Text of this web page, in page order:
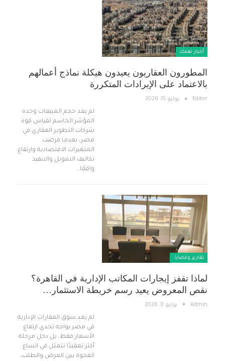
أخبار تهمك
المطورون العقاريون يعيدون هيكلة نماذج أعمالهم
بالاعتماد على الإيرادات المتكررة
Editor يوليو 15, 2026
لم يعد حجم المبيعات وحده
المؤشر الحاسم لقياس قوة
شركات التطوير العقاري في
مصر، بعدما فرضت
المتغيرات الاقتصادية وارتفاع
تكاليف التمويل والتنفيذ
واقعًا…
تقارير وقضايا ​
لماذا تقفز إيجارات المكاتب الإدارية في القاهرة؟
نقص المعروض يعيد رسم خريطة الاستثمار…
Admin يوليو 8, 2026
لم يعد سوق العقارات الإدارية
في مصر يواجه تحدي ارتفاع
الأسعار فقط، بل دخل مرحلة
أكثر تعقيدًا تتمثل في اتساع
الفجوة بين العرض والطلب،